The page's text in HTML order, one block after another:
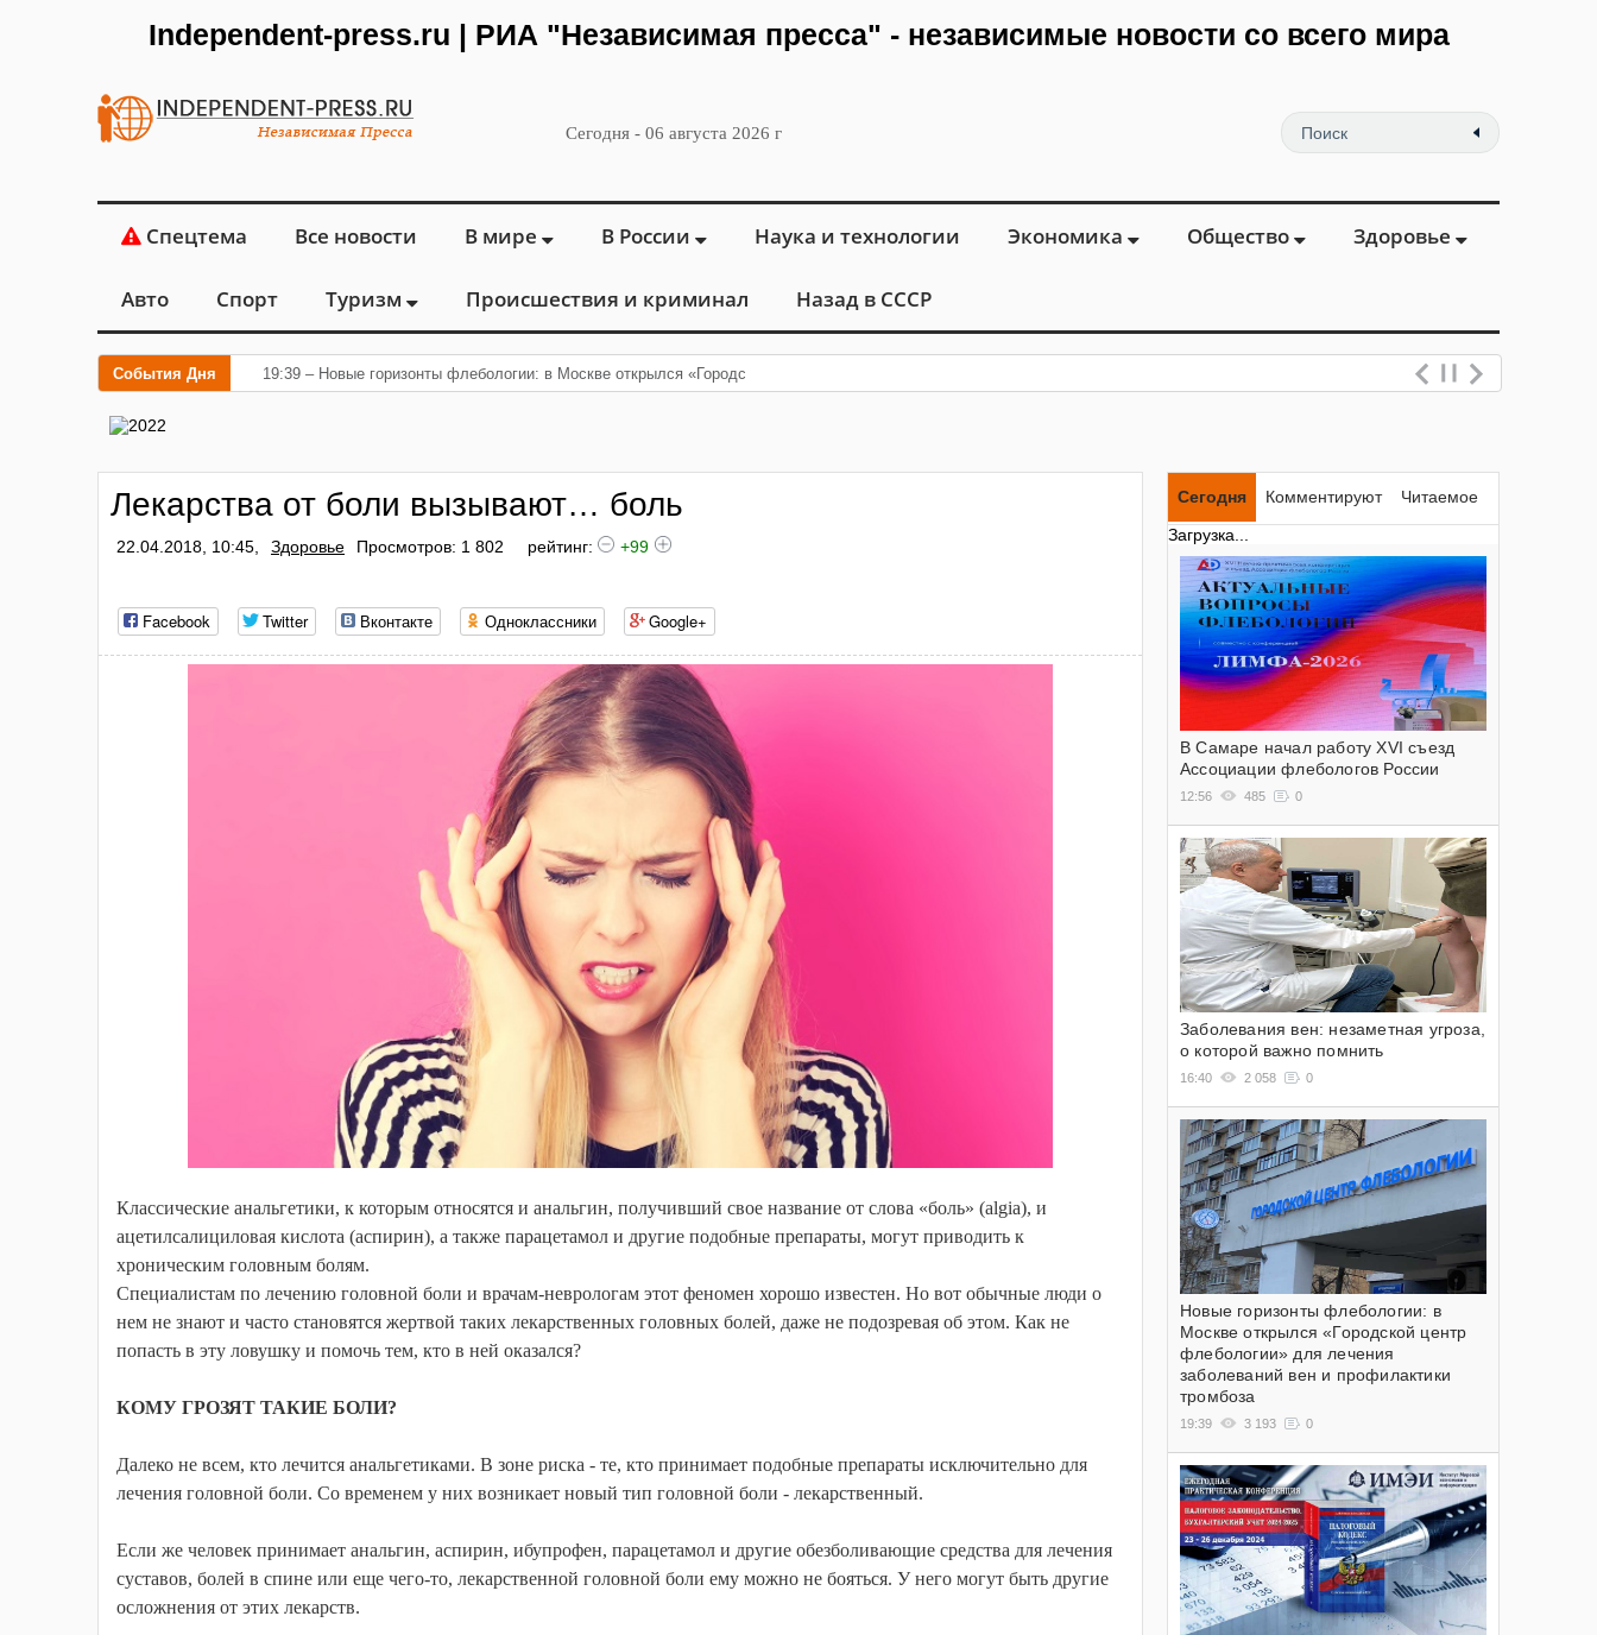
Independent-press.ru | РИА "Независимая пресса" - независимые новости со всего мира
Сегодня - 06 августа 2026 г
Спецтема Все новости В мире В России Наука и технологии Экономика Общество Здоровье
Авто Спорт Туризм Происшествия и криминал Назад в СССР
События Дня 19:39 – Новые горизонты флебологии: в Москве открылся «Городской центр флебологии» для лечения заболев
Лекарства от боли вызывают… боль
22.04.2018, 10:45, Здоровье Просмотров: 1 802 рейтинг: +99
Facebook Twitter Вконтакте Одноклассники Google+
Классические анальгетики, к которым относятся и анальгин, получивший свое название от слова «боль» (algia), и
ацетилсалициловая кислота (аспирин), а также парацетамол и другие подобные препараты, могут приводить к
хроническим головным болям.
Специалистам по лечению головной боли и врачам-неврологам этот феномен хорошо известен. Но вот обычные люди о
нем не знают и часто становятся жертвой таких лекарственных головных болей, даже не подозревая об этом. Как не
попасть в эту ловушку и помочь тем, кто в ней оказался?
КОМУ ГРОЗЯТ ТАКИЕ БОЛИ?
Далеко не всем, кто лечится анальгетиками. В зоне риска - те, кто принимает подобные препараты исключительно для
лечения головной боли. Со временем у них возникает новый тип головной боли - лекарственный.
Если же человек принимает анальгин, аспирин, ибупрофен, парацетамол и другие обезболивающие средства для лечения
суставов, болей в спине или еще чего-то, лекарственной головной боли ему можно не бояться. У него могут быть другие
осложнения от этих лекарств.
Сегодня Комментируют
Читаемое
Загрузка...
В Самаре начал работу XVI съезд
Ассоциации флебологов России
12:56 485 0
Заболевания вен: незаметная угроза,
о которой важно помнить
16:40 2 058 0
Новые горизонты флебологии: в
Москве открылся «Городской центр
флебологии» для лечения
заболеваний вен и профилактики
тромбоза
19:39 3 193 0